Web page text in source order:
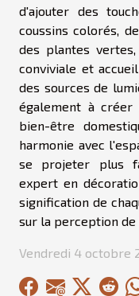
d'ajouter des
coussins colorés,
des plantes
conviviale et
des sources de
également à créer
bien-être
harmonie avec
se projeter plus
expert en
signification de
sur la perception de
Vendredi 4 octobre